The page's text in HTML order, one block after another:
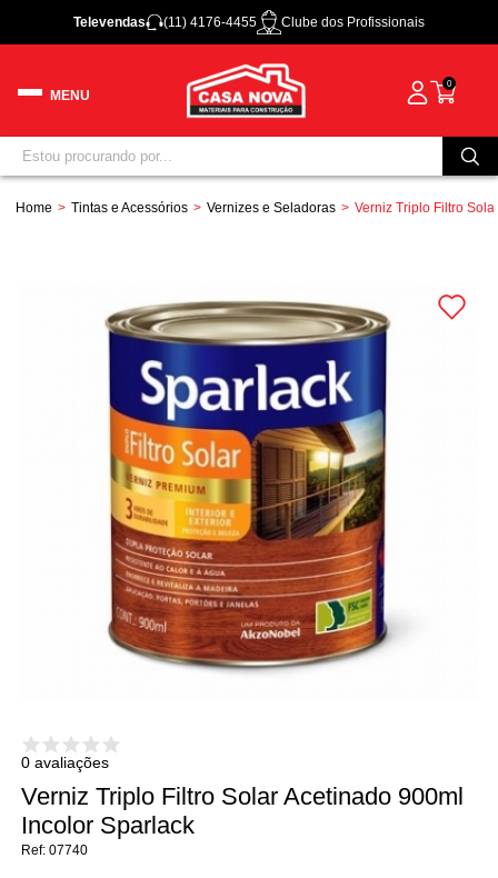
Televendas (11) 4176-4455 Clube dos Profissionais
0
Home Tintas e Acessórios Vernizes e Seladoras Verniz Triplo Filtro
0 avaliações
Verniz Triplo Filtro Solar Acetinado 900ml
Incolor Sparlack
07740